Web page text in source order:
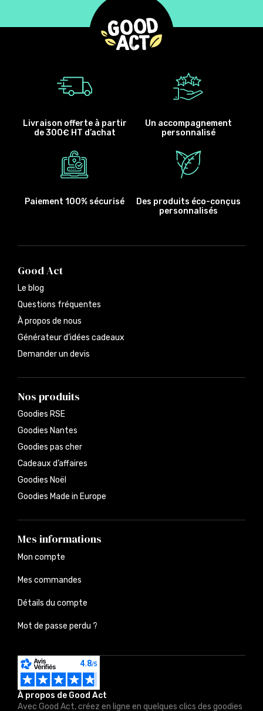
Livraison offerte à partir
de 300€ HT d’achat
Un accompagnement
personnalisé
Paiement 100% sécurisé
Des produits éco-conçus
personnalisés
À propos de Good Act
Avec Good Act, créez en ligne en quelques clics des goodies
Good Act
Le blog
Questions fréquentes
À propos de nous
Générateur d’idées cadeaux
Demander un devis
Nos produits
Goodies RSE
Goodies Nantes
Goodies pas cher
Cadeaux d’affaires
Goodies Noël
Goodies Made in Europe
Mes informations
Mon compte
Mes commandes
Détails du compte
Mot de passe perdu ?